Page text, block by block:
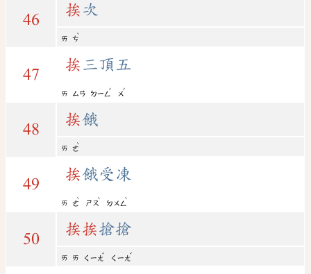
46
挨 次
ㄞ ㄘ
ˋ
47
挨 三頂五
ㄞ ㄙㄢ ㄉㄧㄥ
ˇ
ㄨ
ˇ
48
挨餓
ㄞ ㄜ
ˋ
49
挨餓受凍
ㄞ ㄜ
ˋ
ㄕㄡ
ˋ
ㄉㄨㄥ
ˋ
50
挨挨搶搶
ㄞ ㄞ ㄑㄧㄤ
ˇ
ㄑㄧㄤ
ˇ